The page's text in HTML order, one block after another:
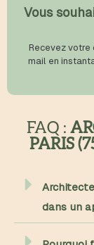
Vous
Recevez
mail en
FAQ :
PARIS
dans un